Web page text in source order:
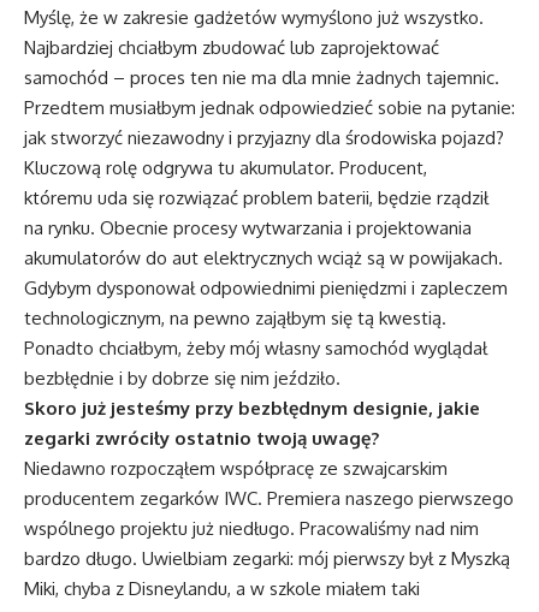
Myślę, że w zakresie gadżetów wymyślono już wszystko.
Najbardziej chciałbym zbudować lub zaprojektować
samochód – proces ten nie ma dla mnie żadnych tajemnic.
Przedtem musiałbym jednak odpowiedzieć sobie na pytanie:
jak stworzyć niezawodny i przyjazny dla środowiska pojazd?
Kluczową rolę odgrywa tu akumulator. Producent,
któremu uda się rozwiązać problem baterii, będzie rządził
na rynku. Obecnie procesy wytwarzania i projektowania
akumulatorów do aut elektrycznych wciąż są w powijakach.
Gdybym dysponował odpowiednimi pieniędzmi i zapleczem
technologicznym, na pewno zająłbym się tą kwestią.
Ponadto chciałbym, żeby mój własny samochód wyglądał
bezbłędnie i by dobrze się nim jeździło.
Skoro już jesteśmy przy bezbłędnym designie, jakie
zegarki zwróciły ostatnio twoją uwagę?
Niedawno rozpocząłem współpracę ze szwajcarskim
producentem zegarków IWC. Premiera naszego pierwszego
wspólnego projektu już niedługo. Pracowaliśmy nad nim
bardzo długo. Uwielbiam zegarki: mój pierwszy był z Myszką
Miki, chyba z Disneylandu, a w szkole miałem taki